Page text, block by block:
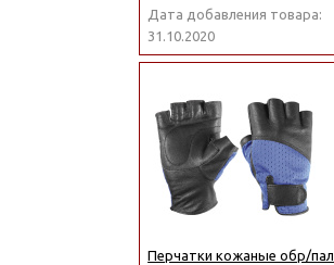
Дата добавления товара:
31.10.2020
Перчатки кожаные обр/пал